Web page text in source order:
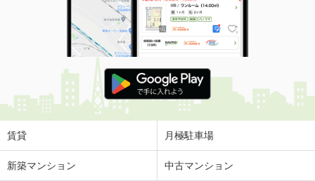
賃貸 月極駐車場
新築マンション 中古マンション